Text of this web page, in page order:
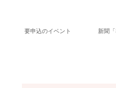
要申込のイベント 新聞「